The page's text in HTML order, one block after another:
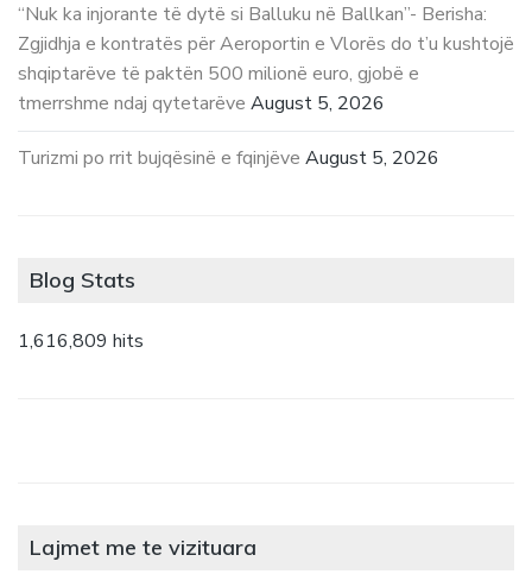
“Nuk ka injorante të dytë si Balluku në Ballkan”- Berisha:
Zgjidhja e kontratës për Aeroportin e Vlorës do t’u kushtojë
shqiptarëve të paktën 500 milionë euro, gjobë e
tmerrshme ndaj qytetarëve August 5, 2026
Turizmi po rrit bujqësinë e fqinjëve August 5, 2026
Blog Stats
1,616,809 hits
Lajmet me te vizituara